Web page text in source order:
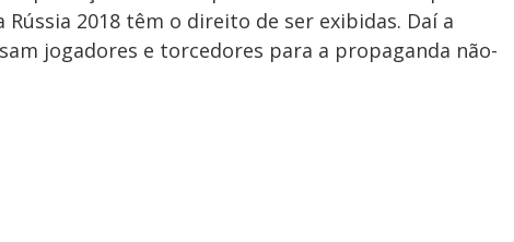
2018 têm o direito de ser exibidas. Daí a
jogadores e torcedores para a propaganda não-